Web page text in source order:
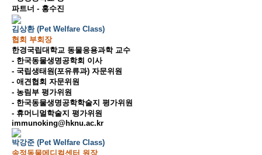
파트너 - 홍수진
김상환 (Pet Welfare Class)
협회 부회장
한경국립대학교 동물응용과학 교수
- 한국동물생명공학회 이사
- 국립생태원(포유류과) 자문위원
- 애견협회 자문위원
- 농림부 평가위원
- 한국동물생명공학학술지 평가위원
- 휴머니멀학술지 평가위원
immunoking@hknu.ac.kr
박강준 (Pet Welfare Class)
송정동물메디컬센터 원장